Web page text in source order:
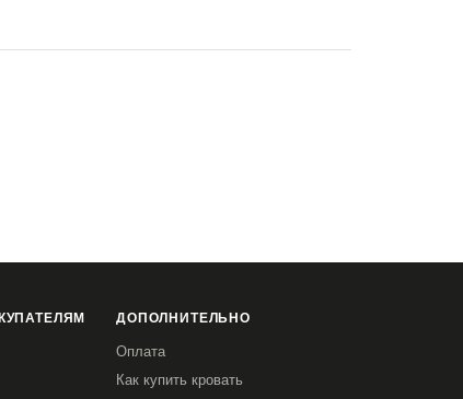
ДОПОЛНИТЕЛЬНО
Оплата
Как купить кровать